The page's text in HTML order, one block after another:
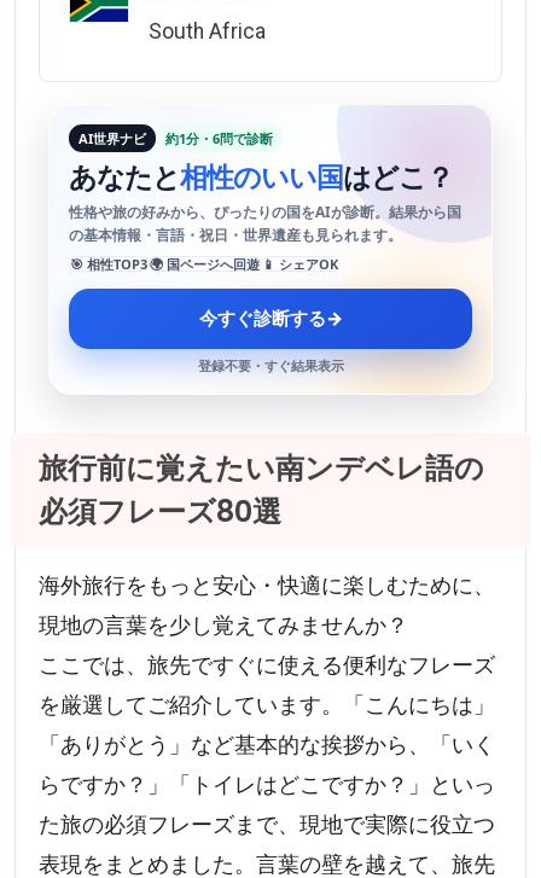
South Africa
AI世界ナビ 約1分・6問で診断
あなたと相性のいい国はどこ？
性格や旅の好みから、ぴったりの国をAIが診断。結果から国
の基本情報・言語・祝日・世界遺産も見られます。
🎯 相性TOP3🌍 国ページへ回遊 📱 シェアOK
今すぐ診断する→
登録不要・すぐ結果表示
旅行前に覚えたい南ンデベレ語の
必須フレーズ80選
海外旅行をもっと安心・快適に楽しむために、
現地の言葉を少し覚えてみませんか？
ここでは、旅先ですぐに使える便利なフレーズ
を厳選してご紹介しています。「こんにちは」
「ありがとう」など基本的な挨拶から、「いく
らですか？」「トイレはどこですか？」といっ
た旅の必須フレーズまで、現地で実際に役立つ
表現をまとめました。言葉の壁を越えて、旅先